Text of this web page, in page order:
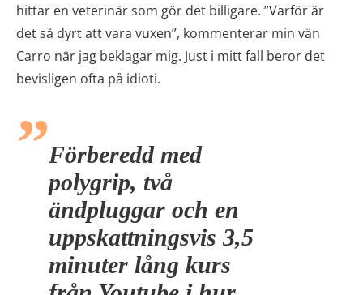
hittar en veterinär som gör det billigare. ”Varför är
det så dyrt att vara vuxen”, kommenterar min vän
Carro när jag beklagar mig. Just i mitt fall beror det
bevisligen ofta på idioti.
Förberedd med
polygrip, två
ändpluggar och en
uppskattningsvis 3,5
minuter lång kurs